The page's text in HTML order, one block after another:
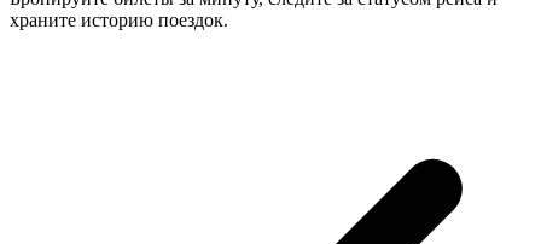
храните историю поездок.